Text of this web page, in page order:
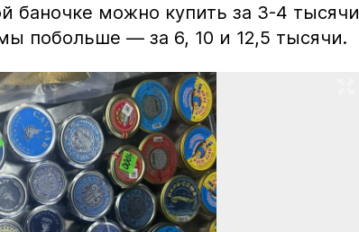
баночке можно купить за 3-4 тысячи
побольше — за 6, 10 и 12,5 тысячи.